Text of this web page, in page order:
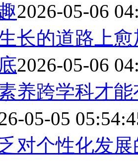
2026-05-06
长的道路上
2026-05-06
养跨学科才
05-05
对个性化发